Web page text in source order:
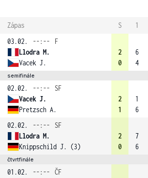
Zápas S 1
03.02.
--:--
F
Llodra M.
Vacek J.
2
0
6
4
semifinále
02.02. --:--
SF
Vacek J.
Pretzsch A.
2
1
1
6
02.02.
--:--
SF
Llodra M.
Knippschild J. (3)
2
0
7
6
čtvrtfinále
01.02. --:--
ČF